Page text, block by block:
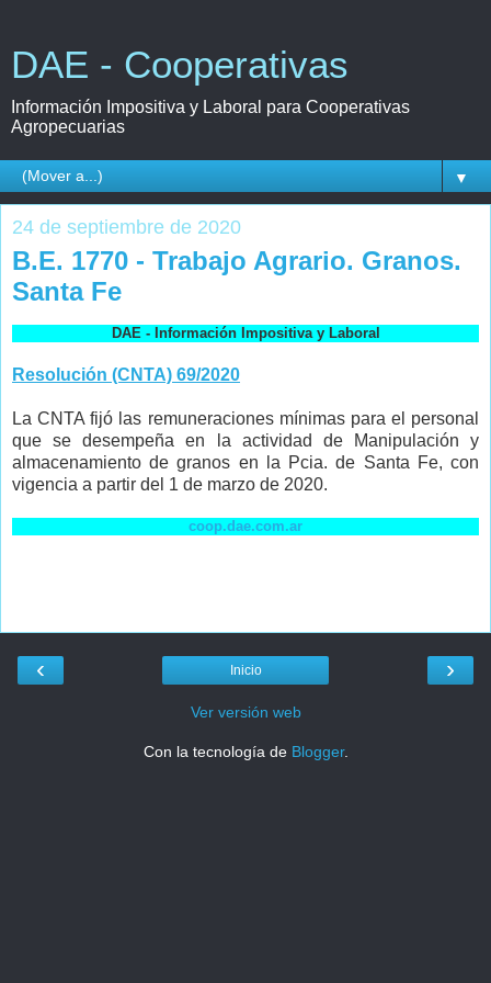
DAE - Cooperativas
Información Impositiva y Laboral para Cooperativas
Agropecuarias
▼
24 de septiembre de 2020
B.E. 1770 - Trabajo Agrario. Granos.
Santa Fe
DAE - Información Impositiva y Laboral
Resolución (CNTA) 69/2020
La CNTA fijó las remuneraciones mínimas para el personal
que se desempeña en la actividad de Manipulación y
almacenamiento de granos en la Pcia. de Santa Fe, con
vigencia a partir del 1 de marzo de 2020.
coop.dae.com.ar
‹ ›
Inicio
Ver versión web
Con la tecnología de Blogger.